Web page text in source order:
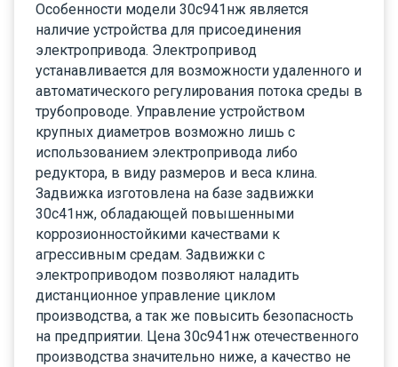
Особенности модели 30с941нж является
наличие устройства для присоединения
электропривода. Электропривод
устанавливается для возможности удаленного и
автоматического регулирования потока среды в
трубопроводе. Управление устройством
крупных диаметров возможно лишь с
использованием электропривода либо
редуктора, в виду размеров и веса клина.
Задвижка изготовлена на базе задвижки
30с41нж, обладающей повышенными
коррозионностойкими качествами к
агрессивным средам. Задвижки с
электроприводом позволяют наладить
дистанционное управление циклом
производства, а так же повысить безопасность
на предприятии. Цена 30с941нж отечественного
производства значительно ниже, а качество не